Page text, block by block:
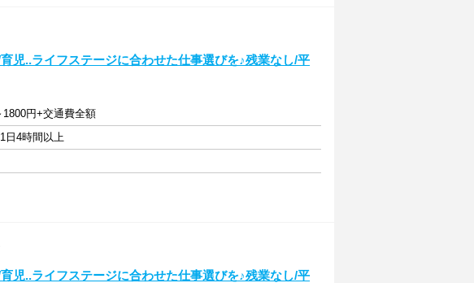
育児..ライフステージに合わせた仕事選びを♪残業なし/平
1800円+交通費全額
日4時間以上
育児..ライフステージに合わせた仕事選びを♪残業なし/平